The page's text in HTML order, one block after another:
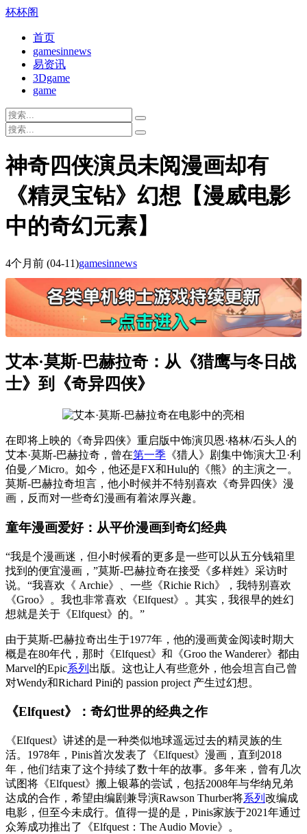
杯杯阁
首页
gamesinnews
易资讯
3Dgame
game
神奇四侠演员未阅漫画却有
《精灵宝钻》幻想【漫威电影
中的奇幻元素】
4个月前 (04-11)gamesinnews
艾本·莫斯-巴赫拉奇：从《猎鹰与冬日战
士》到《奇异四侠》
在即将上映的《奇异四侠》重启版中饰演贝恩·格林/石头人的
艾本·莫斯-巴赫拉奇，曾在第一季 《猎人》剧集中饰演大卫·利
伯曼／Micro。如今，他还是FX和Hulu的《熊》的主演之一。
莫斯-巴赫拉奇坦言，他小时候并不特别喜欢《奇异四侠》漫
画，反而对一些奇幻漫画有着浓厚兴趣。
童年漫画爱好：从平价漫画到奇幻经典
“我是个漫画迷，但小时候看的更多是一些可以从五分钱箱里
找到的便宜漫画，”莫斯-巴赫拉奇在接受《多样姓》采访时
说。“我喜欢《 Archie》、一些《Richie Rich》，我特别喜欢
《Groo》。我也非常喜欢《Elfquest》。其实，我很早的姓幻
想就是关于《Elfquest》的。”
由于莫斯-巴赫拉奇出生于1977年，他的漫画黄金阅读时期大
概是在80年代，那时《Elfquest》和《Groo the Wanderer》都由
Marvel的Epic系列 出版。这也让人有些意外，他会坦言自己曾
对Wendy和Richard Pini的 passion project 产生过幻想。
《Elfquest》：奇幻世界的经典之作
《Elfquest》讲述的是一种类似地球遥远过去的精灵族的生
活。1978年，Pinis首次发表了《Elfquest》漫画，直到2018
年，他们结束了这个持续了数十年的故事。多年来，曾有几次
试图将《Elfquest》搬上银幕的尝试，包括2008年与华纳兄弟
达成的合作，希望由编剧兼导演Rawson Thurber将系列 改编成
电影，但至今未成行。值得一提的是，Pinis家族于2021年通过
众筹成功推出了《Elfquest：The Audio Movie》。